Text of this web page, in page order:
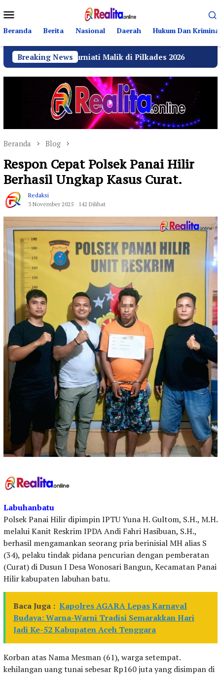
ke
kontenMobile
Beranda Berita Nasional Daerah Hukum Dan Kriminal
Breaking News
Kurniati Malik di Pilkades 2026 GRIB Jaya
Beranda Blog
Respon Cepat Polsek Panai Hilir
Berhasil Ungkap Kasus Curat.
Redaksi
3 November 2025
142 Dilihat
Labuhanbatu
Polsek Panai Hilir dipimpin IPTU Yuna H. Gultom, S.H., M.H.
melalui Kanit Reskrim IPDA Andi Fahri Hasibuan, S.H.,
berhasil mengamankan seorang pria berinisial MH alias S
(34), pelaku tindak pidana pencurian dengan pemberatan
(Curat) di Dusun I Desa Wonosari Bangun, Kecamatan Panai
Hilir kabupaten labuhan batu.
Baca Juga : Kapolres AGARA Lepas Karnaval
Budaya: Warna-Warni Tradisi Semarakkan Hari
Jadi Ke-52 Kabupaten Aceh Tenggara
Korban atas Nama Mesman (61), warga setempat.
kehilangan uang tunai sebesar Rp160 juta yang disimpan di